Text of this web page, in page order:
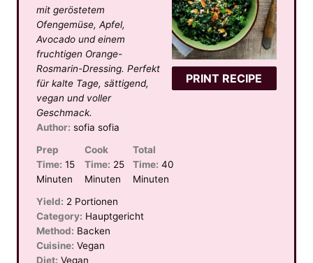
PRINT RECIPE
a
r
s
t
a
r
s
t
a
r
s
t
a
r
s
t
a
r
mit geröstetem
Ofengemüse, Apfel,
Avocado und einem
fruchtigen Orange-
Rosmarin-Dressing. Perfekt
für kalte Tage, sättigend,
vegan und voller
Geschmack.
Author: sofia sofia
Prep
Time: 15
Minuten
Cook
Time: 25
Minuten
Total
Time: 40
Minuten
Yield: 2 Portionen
Category: Hauptgericht
Method: Backen
Cuisine: Vegan
Diet: Vegan